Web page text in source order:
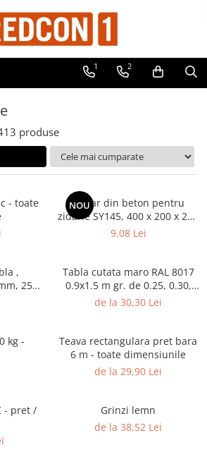
decorativa
1 2
produse
- toate
NOU
Boltar din beton pentru
zidarie SY145, 400 x 200 x 240
(L x G x H)
9,08 Lei
,
250
Tabla cutata maro RAL 8017
0.9x1.5 m gr. de 0.25, 0.30,
0.35 mm
de la 30,30 Lei
kg -
Teava rectangulara pret bara
6 m - toate dimensiunile
de la 29,90 Lei
- pret /
Grinzi lemn
de la 38,52 Lei